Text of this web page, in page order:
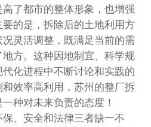
了都市的整体形象，也增强
的是，拆除后的土地利用方
灵活调整，既满足当前的需
方。这种因地制宜、科学规
化进程中不断讨论和实践的
效率高利用，苏州的整厂拆
种对未来负责的态度！
、安全和法律三者缺一不